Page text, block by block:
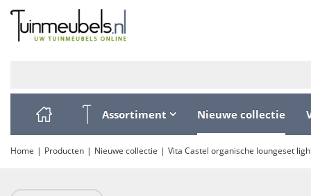
Ga
naar
content
Home Producten Nieuwe collectie Vita Castel organische loungeset
Assortiment Nieuwe collectie